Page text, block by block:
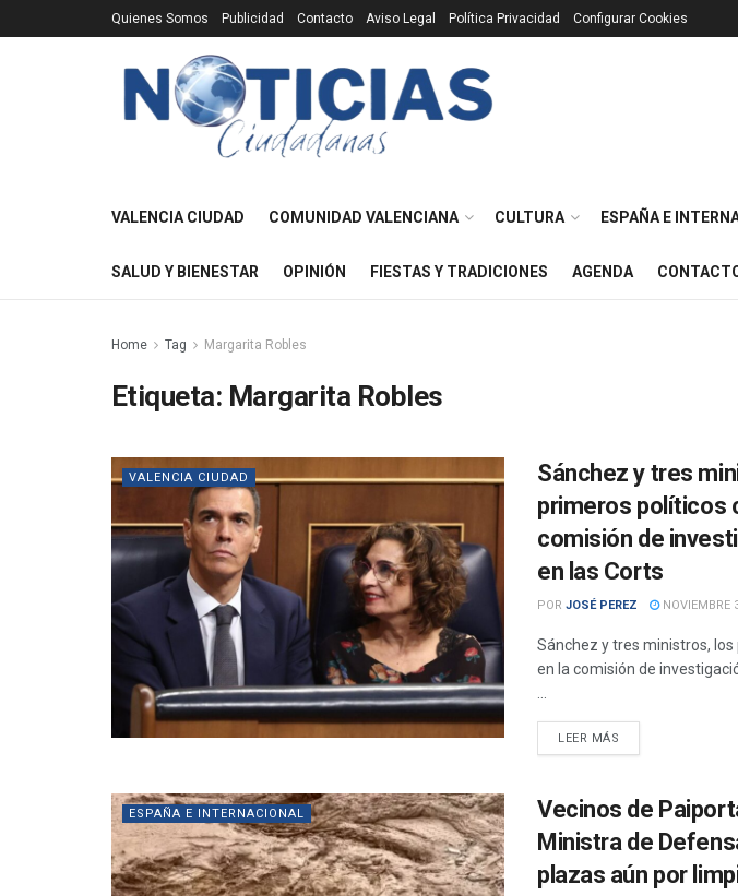
Quienes Somos Publicidad Contacto Aviso Legal Política Privacidad Configurar Cookies
VALENCIA CIUDAD COMUNIDAD VALENCIANA CULTURA ESPAÑA E
SALUD Y BIENESTAR OPINIÓN FIESTAS Y TRADICIONES AGENDA
Home Tag Margarita Robles
Etiqueta: Margarita Robles
VALENCIA CIUDAD
Sánchez y tres
primeros políticos
comisión de
en las Corts
POR JOSÉ PEREZ NOVIEMBRE
Sánchez y tres ministros,
en la comisión de
LEER MÁS
ESPAÑA E INTERNACIONAL
Vecinos de
Ministra de
plazas aún por